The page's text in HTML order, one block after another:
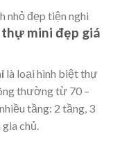
nhỏ đẹp tiện nghi
mini đẹp giá
là loại hình biệt thự
thường từ 70 –
tầng: 2 tầng, 3
chủ.